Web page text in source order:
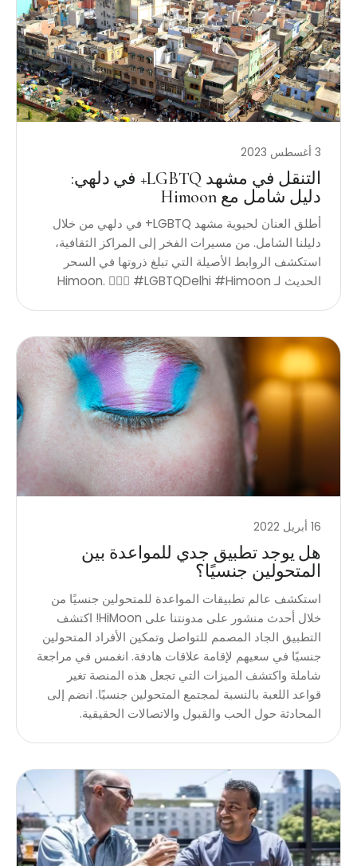
3 أغسطس 2023
التنقل في مشهد LGBTQ+ في دلهي:
دليل شامل مع Himoon
أطلق العنان لحيوية مشهد LGBTQ+ في دلهي من خلال
دليلنا الشامل. من مسيرات الفخر إلى المراكز الثقافية،
استكشف الروابط الأصيلة التي تبلغ ذروتها في السحر
الحديث لـ Himoon. 🏳️‍🌈✨ #LGBTQDelhi #Himoon
16 أبريل 2022
هل يوجد تطبيق جدي للمواعدة بين
المتحولين جنسيًا؟
استكشف عالم تطبيقات المواعدة للمتحولين جنسيًا من
خلال أحدث منشور على مدونتنا على HiMoon! اكتشف
التطبيق الجاد المصمم للتواصل وتمكين الأفراد المتحولين
جنسيًا في سعيهم لإقامة علاقات هادفة. انغمس في مراجعة
شاملة واكتشف الميزات التي تجعل هذه المنصة تغير
قواعد اللعبة بالنسبة لمجتمع المتحولين جنسيًا. انضم إلى
المحادثة حول الحب والقبول والاتصالات الحقيقية.